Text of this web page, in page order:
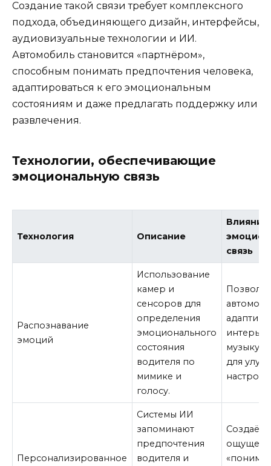
Создание такой связи требует комплексного
подхода, объединяющего дизайн, интерфейсы,
аудиовизуальные технологии и ИИ.
Автомобиль становится «партнёром»,
способным понимать предпочтения человека,
адаптироваться к его эмоциональным
состояниям и даже предлагать поддержку или
развлечения.
Технологии, обеспечивающие
эмоциональную связь
Технология Описание
Влияние
связь
Распознавание
эмоций
Использование
камер и
сенсоров для
определения
эмоционального
состояния
водителя по
мимике и
голосу.
музыку и
для
Персонализированное
Системы ИИ
запоминают
предпочтения
водителя и
Создаёт